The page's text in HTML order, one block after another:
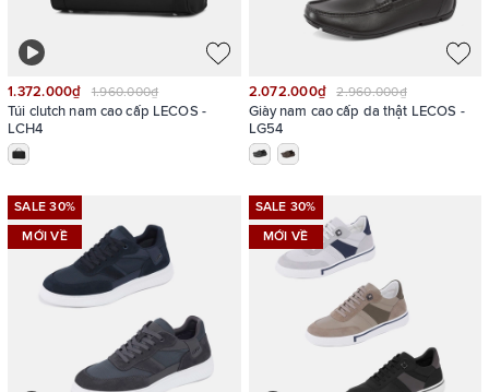
1.372.000₫ 1.960.000₫
Túi clutch nam cao cấp LECOS -
LCH4
2.072.000₫ 2.960.000₫
Giày nam cao cấp da thật LECOS -
LG54
SALE 30%
MỚI VỀ
SALE 30%
MỚI VỀ